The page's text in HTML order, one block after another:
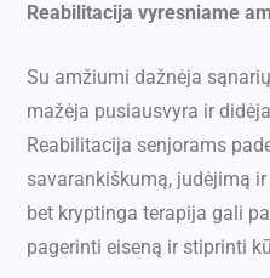
Reabilitacija vyresniame
Su amžiumi dažnėja
mažėja pusiausvyra ir
Reabilitacija senjorams
savarankiškumą, judėjimą
bet kryptinga terapija gali
pagerinti eiseną ir stiprinti